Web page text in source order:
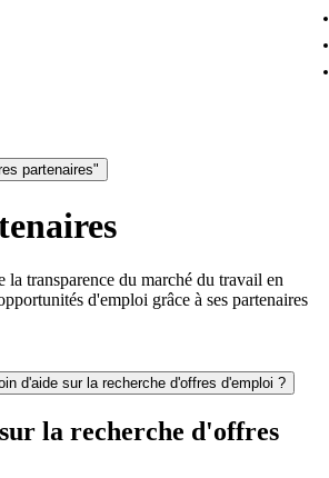
partenaires"
la transparence du marché du travail en
d'emploi grâce à ses partenaires
d'aide sur la recherche d'offres d'emploi ?
la recherche d'offres